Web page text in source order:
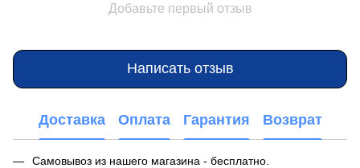
Добавьте первый отзыв
Написать отзыв
Доставка Оплата Гарантия Возврат
Самовывоз из нашего магазина - бесплатно.